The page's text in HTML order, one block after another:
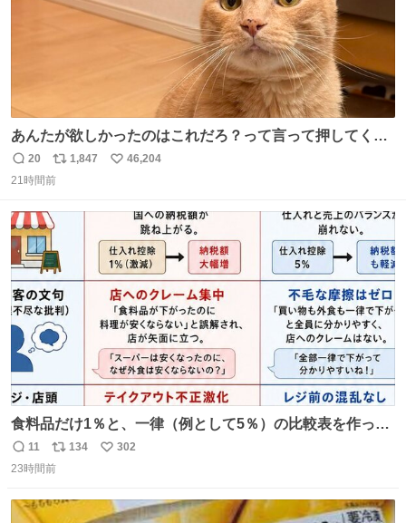
あんたが欲しかったのはこれだろ？って言って押してくれ
た手形がコチラ
返
信
20
リ
ポ
ト
1,847
い
46,204
21時間前
食料品だけ1％と、一律（例として5％）の比較表を作って
みました。 参考になるかと思います。
返
信
11
リ
ポ
134
い
数
302
23時間前